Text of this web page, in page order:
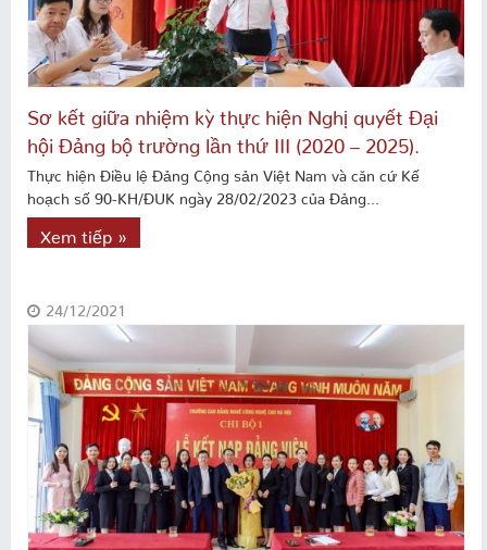
Sơ kết giữa nhiệm kỳ thực hiện Nghị quyết Đại
hội Đảng bộ trường lần thứ III (2020 – 2025).
Thực hiện Điều lệ Đảng Cộng sản Việt Nam và căn cứ Kế
hoạch số 90-KH/ĐUK ngày 28/02/2023 của Đảng...
Xem tiếp »
24/12/2021